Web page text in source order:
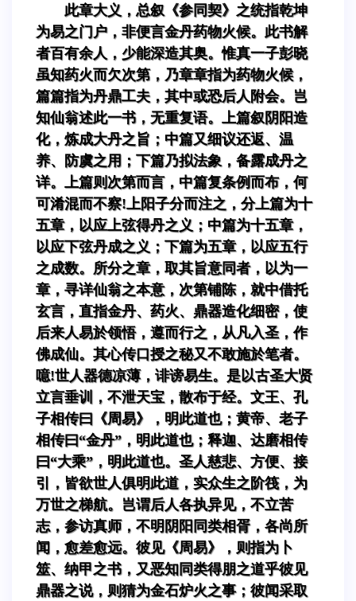
此章大义，总叙《参同契》之统指乾坤
为易之门户，非便言金丹药物火候。此书解
者百有余人，少能深造其奥。惟真一子彭晓
虽知药火而欠次第，乃章章指为药物火候，
篇篇指为丹鼎工夫，其中或恐后人附会。岂
知仙翁述此一书，无重复语。上篇叙阴阳造
化，炼成大丹之旨；中篇又细议还返、温
养、防虞之用；下篇乃拟法象，备露成丹之
详。上篇则次第而言，中篇复条例而布，何
可淆混而不察!上阳子分而注之，分上篇为十
五章，以应上弦得丹之义；中篇为十五章，
以应下弦丹成之义；下篇为五章，以应五行
之成数。所分之章，取其旨意同者，以为一
章，寻详仙翁之本意，次第铺陈，就中借托
玄言，直指金丹、药火、鼎器造化细密，使
后来人易於领悟，遵而行之，从凡入圣，作
佛成仙。其心传口授之秘又不敢施於笔者。
噫!世人器德凉薄，诽谤易生。是以古圣大贤
立言垂训，不泄天宝，散布于经。文王、孔
子相传曰《周易》，明此道也；黄帝、老子
相传曰“金丹”，明此道也；释迦、达磨相传
曰“大乘”，明此道也。圣人慈悲、方便、接
引，皆欲世人俱明此道，实众生之阶筏，为
万世之梯航。岂谓后人各执异见，不立苦
志，参访真师，不明阴阳同类相胥，各尚所
闻，愈差愈远。彼见《周易》，则指为卜
筮、纳甲之书，又恶知同类得朋之道乎彼见
鼎器之说，则猜为金石炉火之事；彼闻采取